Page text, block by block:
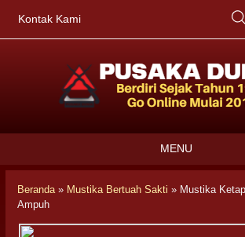
Kontak Kami
MENU
Beranda» Mustika Bertuah Sakti » Mustika
Ampuh